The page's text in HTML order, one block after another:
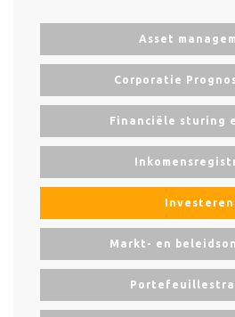
Asset
Corporatie
Financiële sturing
Investeren
Markt- en